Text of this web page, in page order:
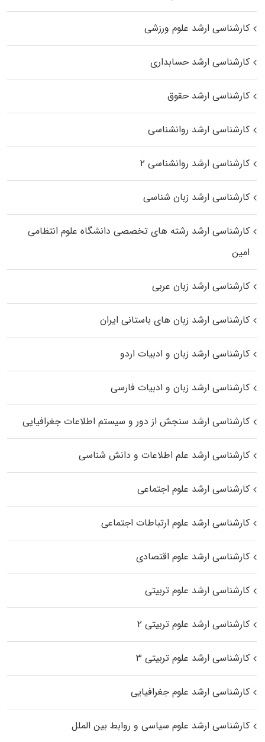
کارشناسی ارشد علوم ورزشی
کارشناسی ارشد حسابداری
کارشناسی ارشد حقوق
کارشناسی ارشد روانشناسی
کارشناسی ارشد روانشناسی ۲
کارشناسی ارشد زبان شناسی
کارشناسی ارشد رﺷﺘﻪ ﻫﺎی تخصصی داﻧﺸﮕﺎه ﻋﻠﻮم انتظامی
اﻣﻴﻦ
کارشناسی ارشد زبان عربی
کارشناسی ارشد زبان‌ های باستانی ایران
کارشناسی ارشد زبان و ادبیات اردو
کارشناسی ارشد زبان و ادبیات فارسی
کارشناسی ارشد سنجش از دور و سیستم اطلاعات جغرافیایی
کارشناسی ارشد علم اطلاعات و دانش شناسی
کارشناسی ارشد علوم اجتماعی
کارشناسی ارشد علوم ارتباطات اجتماعی
کارشناسی ارشد علوم اقتصادی
کارشناسی ارشد علوم تربیتی
کارشناسی ارشد علوم تربیتی ۲
کارشناسی ارشد علوم تربیتی ۳
کارشناسی ارشد علوم جغرافیایی
کارشناسی ارشد علوم سیاسی و روابط بین الملل